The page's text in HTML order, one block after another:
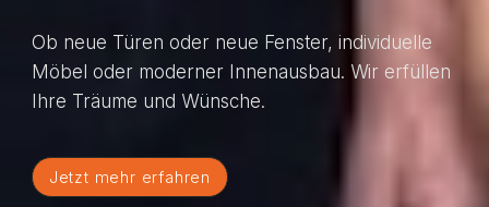
Ob neue Türen oder neue Fenster, individuelle
Möbel oder moderner Innenausbau. Wir erfüllen
Ihre Träume und Wünsche.
Jetzt mehr erfahren